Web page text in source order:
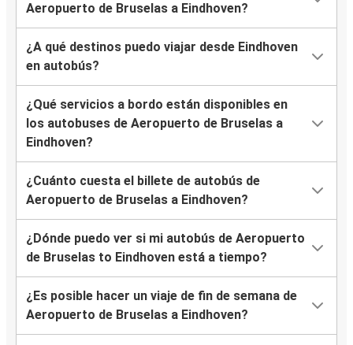
Aeropuerto de Bruselas a Eindhoven?
¿A qué destinos puedo viajar desde Eindhoven
en autobús?
¿Qué servicios a bordo están disponibles en
los autobuses de Aeropuerto de Bruselas a
Eindhoven?
¿Cuánto cuesta el billete de autobús de
Aeropuerto de Bruselas a Eindhoven?
¿Dónde puedo ver si mi autobús de Aeropuerto
de Bruselas to Eindhoven está a tiempo?
¿Es posible hacer un viaje de fin de semana de
Aeropuerto de Bruselas a Eindhoven?